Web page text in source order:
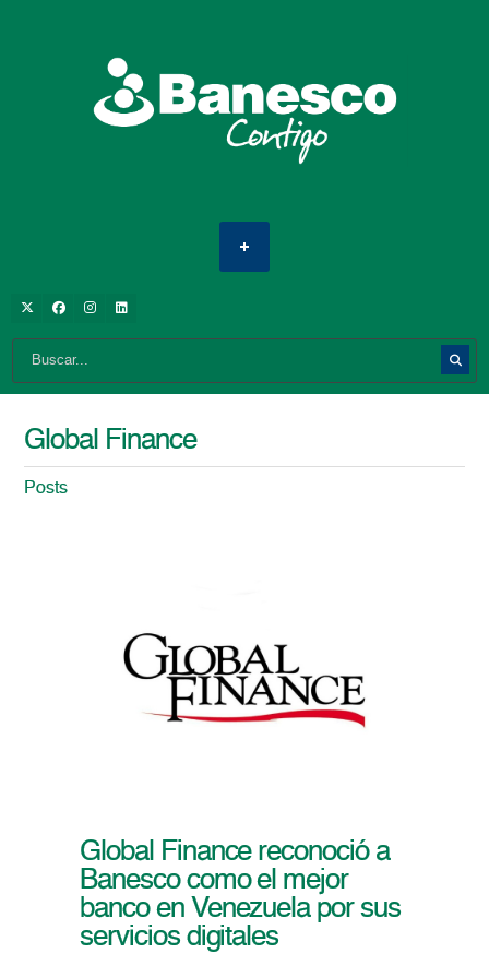
Global Finance
Posts
Global Finance reconoció a
Banesco como el mejor
banco en Venezuela por sus
servicios digitales